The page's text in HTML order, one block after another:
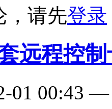
，请先登录
远程控制
01 00:43